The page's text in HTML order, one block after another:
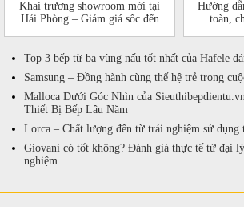
Khai trương showroom mới tại
Hải Phòng – Giảm giá sốc đến
Hướng
toàn,
Top 3 bếp từ ba vùng nấu tốt nhất của Hafele
Samsung – Đồng hành cùng thế hệ trẻ trong
Malloca Dưới Góc Nhìn của
Thiết Bị Bếp Lâu Năm
Lorca – Chất lượng đến từ trải nghiệm sử dụng
Giovani có tốt không? Đánh giá thực tế từ đại
nghiệm